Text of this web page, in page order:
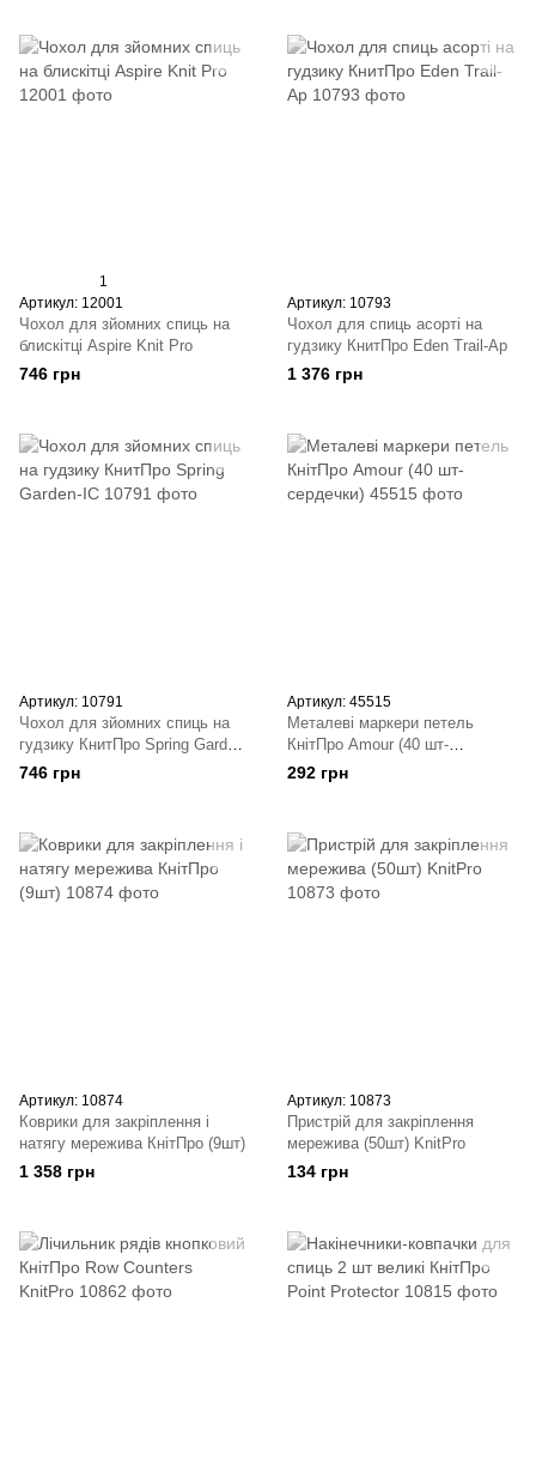
1
Артикул: 12001
Чохол для зйомних спиць на
блискітці Aspire Knit Pro
746 грн
Артикул: 10793
Чохол для спиць асорті на
гудзику КнитПро Eden Trail-Ap
1 376 грн
Артикул: 10791
Чохол для зйомних спиць на
гудзику КнитПро Spring Garden-
IC
746 грн
Артикул: 45515
Металеві маркери петель
КнітПро Amour (40 шт-
сердечки)
292 грн
Артикул: 10874
Коврики для закріплення і
натягу мережива КнітПро (9шт)
1 358 грн
Артикул: 10873
Пристрій для закріплення
мережива (50шт) KnitPro
134 грн